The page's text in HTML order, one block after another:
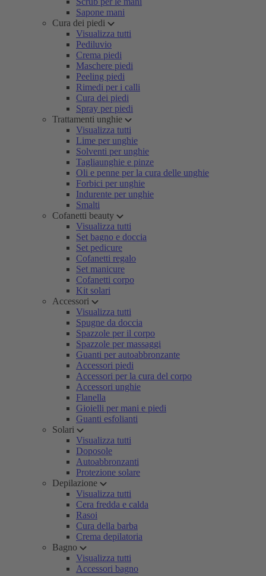
Sapone mani
Cura dei piedi
Visualizza tutti
Pediluvio
Crema piedi
Maschere piedi
Peeling piedi
Rimedi per i calli
Cura dei piedi
Spray per piedi
Trattamenti unghie
Visualizza tutti
Lime per unghie
Solventi per unghie
Tagliaunghie e pinze
Oli e penne per la cura delle unghie
Forbici per unghie
Indurente per unghie
Smalti
Cofanetti beauty
Visualizza tutti
Set bagno e doccia
Set pedicure
Cofanetti regalo
Set manicure
Cofanetti corpo
Kit solari
Accessori
Visualizza tutti
Spugne da doccia
Spazzole per il corpo
Spazzole per massaggi
Guanti per autoabbronzante
Accessori piedi
Accessori per la cura del corpo
Accessori unghie
Flanella
Gioielli per mani e piedi
Guanti esfolianti
Solari
Visualizza tutti
Doposole
Autoabbronzanti
Protezione solare
Depilazione
Visualizza tutti
Cera fredda e calda
Rasoi
Cura della barba
Crema depilatoria
Bagno
Visualizza tutti
Accessori bagno